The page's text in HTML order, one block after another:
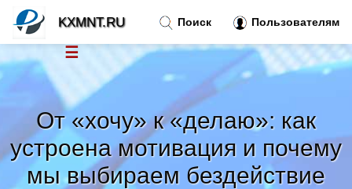
От «хочу» к «делаю»: как
устроена мотивация и почему
мы выбираем бездействие
Поиск Пользователям
KXMNT.RU
☰
Новости
Тренды новостей»
Рубрики»